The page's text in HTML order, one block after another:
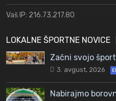
Vaš IP: 216.73.217.80
LOKALNE ŠPORTNE NOVICE
Začni svojo
3. avgust, 2026
Nabirajmo